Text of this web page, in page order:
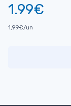
1.99€
1,99€/un